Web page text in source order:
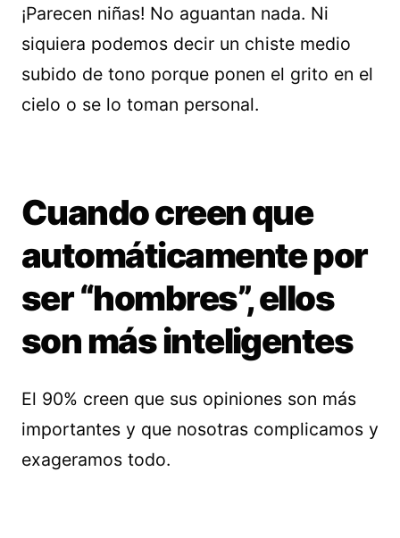
¡Parecen niñas! No aguantan nada. Ni
siquiera podemos decir un chiste medio
subido de tono porque ponen el grito en el
cielo o se lo toman personal.
Cuando creen que
automáticamente por
ser “hombres”, ellos
son más inteligentes
El 90% creen que sus opiniones son más
importantes y que nosotras complicamos y
exageramos todo.